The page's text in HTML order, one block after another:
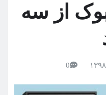
از سه
0